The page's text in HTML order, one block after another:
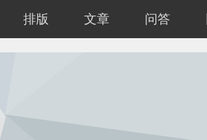
排版 文章 问答